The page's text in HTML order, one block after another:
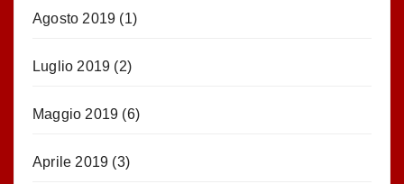
Agosto 2019 (1)
Luglio 2019 (2)
Maggio 2019 (6)
Aprile 2019 (3)